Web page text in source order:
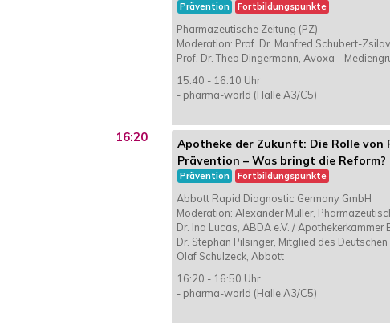
Prävention Fortbildungspunkte
Pharmazeutische Zeitung (PZ)
Moderation: Prof. Dr. Manfred Schubert-
Prof. Dr. Theo Dingermann, Avoxa –
15:40 - 16:10 Uhr
- pharma-world (Halle A3/C5)
16:20
Apotheke der Zukunft: Die Rolle von
Prävention – Was bringt die Reform?
Prävention Fortbildungspunkte
Abbott Rapid Diagnostic Germany GmbH
Moderation: Alexander Müller,
Dr. Ina Lucas, ABDA e.V. / Apothekerkammer
Dr. Stephan Pilsinger, Mitglied des
Olaf Schulzeck, Abbott
16:20 - 16:50 Uhr
- pharma-world (Halle A3/C5)